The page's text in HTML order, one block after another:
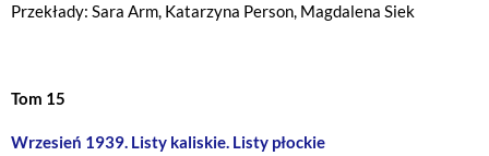
Przekłady: Sara Arm, Katarzyna Person, Magdalena Siek
Tom 15
Wrzesień 1939. Listy kaliskie. Listy płockie